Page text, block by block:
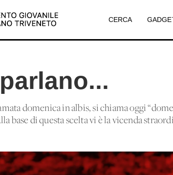
CERCA
domenica in albis, si chiama oggi
base di questa scelta vi è la vicenda